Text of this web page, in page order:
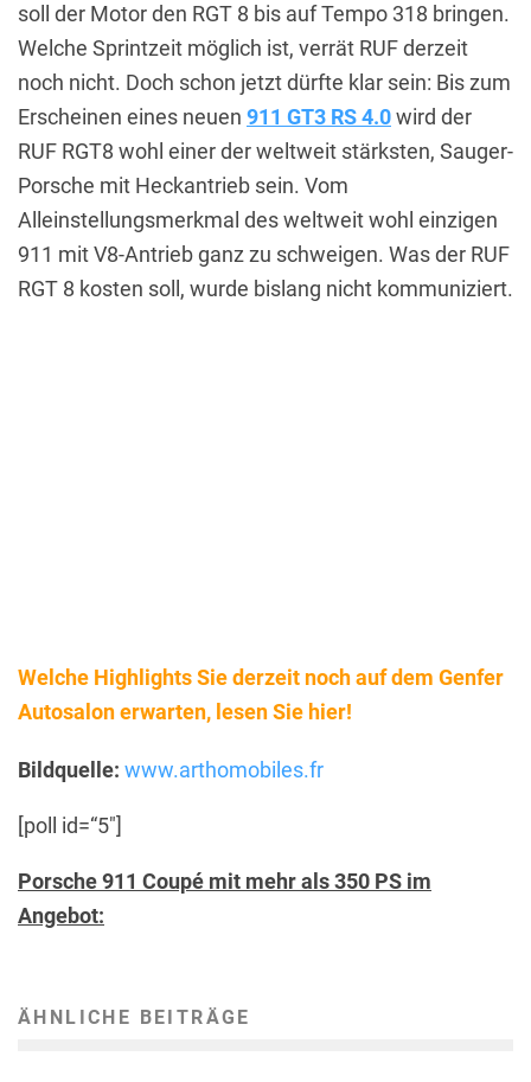
soll der Motor den RGT 8 bis auf Tempo 318 bringen.
Welche Sprintzeit möglich ist, verrät RUF derzeit
noch nicht. Doch schon jetzt dürfte klar sein: Bis zum
Erscheinen eines neuen 911 GT3 RS 4.0wird der
RUF RGT8 wohl einer der weltweit stärksten, Sauger-
Porsche mit Heckantrieb sein. Vom
Alleinstellungsmerkmal des weltweit wohl einzigen
911 mit V8-Antrieb ganz zu schweigen. Was der RUF
RGT 8 kosten soll, wurde bislang nicht kommuniziert.
Welche Highlights Sie derzeit noch auf dem Genfer
Autosalon erwarten, lesen Sie hier!
Bildquelle: www.arthomobiles.fr
[poll id=“5″]
Porsche 911 Coupé mit mehr als 350 PS im
Angebot:
ÄHNLICHE BEITRÄGE